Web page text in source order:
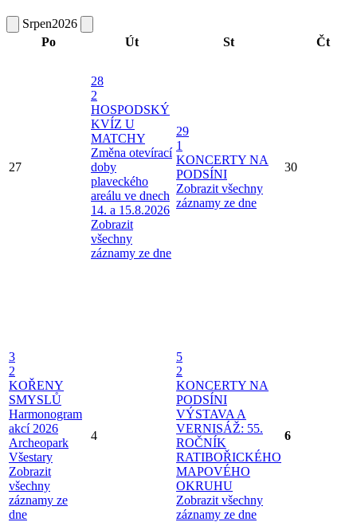
Srpen2026
Po
Út St Čt
27
28
2
HOSPODSKÝ
KVÍZ U
MATCHY
Změna otevírací
doby
plaveckého
areálu ve dnech
14. a 15.8.2026
Zobrazit
všechny
záznamy ze dne
29
1
KONCERTY NA
PODSÍNI
Zobrazit všechny
záznamy ze dne
30
3
2
KOŘENY
SMYSLŮ
Harmonogram
akcí 2026
Archeopark
Všestary
Zobrazit
všechny
záznamy ze
dne
4
5
2
KONCERTY NA
PODSÍNI
VÝSTAVA A
VERNISÁŽ: 55.
ROČNÍK
RATIBOŘICKÉHO
MAPOVÉHO
OKRUHU
Zobrazit všechny
záznamy ze dne
6